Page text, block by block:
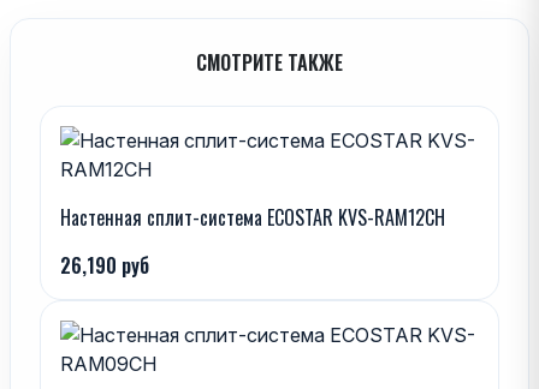
СМОТРИТЕ ТАКЖЕ
Настенная сплит-система ECOSTAR KVS-RAM12CH
26,190 руб